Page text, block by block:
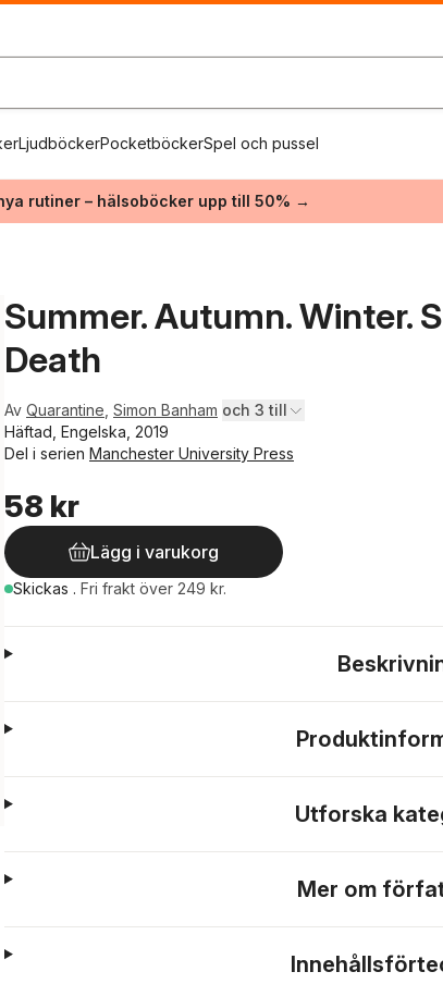
LjudböckerPocketböckerSpel och pussel
rutiner – hälsoböcker upp till 50% →
Summer. Autumn. Winter.
Death
Av Quarantine Simon Banham och 3 till
Häftad, Engelska, 2019
Del i serien Manchester University Press
58 kr
Lägg i varukorg
Skickas . Fri frakt över 249 kr.
Utforska
Mer om